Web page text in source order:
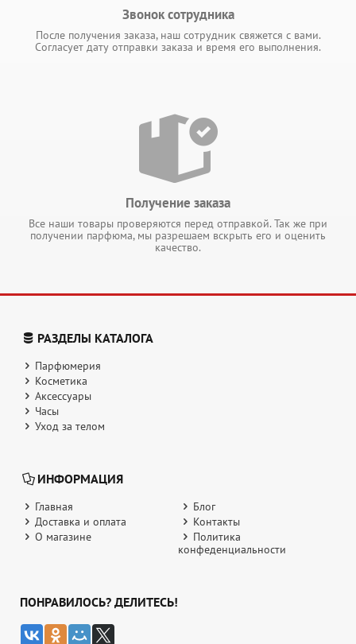
Звонок сотрудника
После получения заказа, наш сотрудник свяжется с вами.
Согласует дату отправки заказа и время его выполнения.
Получение заказа
Все наши товары проверяются перед отправкой. Так же при
получении парфюма, мы разрешаем вскрыть его и оценить
качество.
РАЗДЕЛЫ КАТАЛОГА
Парфюмерия
Косметика
Аксессуары
Часы
Уход за телом
ИНФОРМАЦИЯ
Главная
Блог
Доставка и оплата
Контакты
О магазине
Политика
конфеденциальности
ПОНРАВИЛОСЬ? ДЕЛИТЕСЬ!